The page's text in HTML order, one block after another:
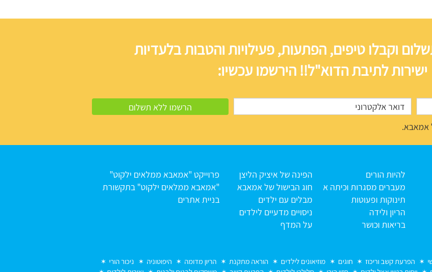
וקבלו טיפים, הפתעות, פעילויות והטבות בלעדיות
ישירות לתיבת הדוא"ל!! הירשמו עכשיו:
אמאבא.
להיות הורים
מעברים מסגרות וכיתה א
תינוקות ופעוטות
הריון ולידה
בריאות וכושר
הפינה של איציק הליצן
חוג הבישול של אמאבא
מבלים עם ילדים
ניסויים מדעיים לילדים
על המדף
פרוייקט "אמאבא ממלאים ילקוט"
"אמאבא ממלאים ילקוט" בתקשורת
בניית אתרים
הפרעת קשב וריכוז חוגים מוזיאונים לילדים הוראה מתקנת הריון מדומה היפוטוניה
ניכור הורי